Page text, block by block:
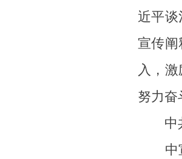
近平谈
宣传阐
入，
努力奋
中共
中宣